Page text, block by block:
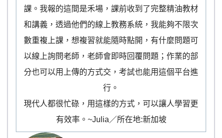
課。我報的這間是禾場，課前收到了完整精油教材
和講義，透過他們的線上教務系統，我能夠不限次
數重複上課，想複習就能隨時點開，有什麼問題可
以線上詢問老師，老師會即時回覆問題；作業的部
分也可以用上傳的方式交，考試也能用這個平台進
行。
現代人都很忙碌，用這樣的方式，可以讓人學習更
有效率。~Julia／所在地:新加坡